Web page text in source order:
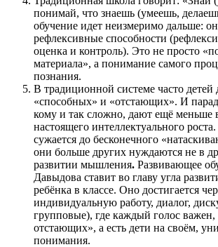
понимай, что знаешь (умеешь,
обучение идет неизмеримо дальше:
рефлексивные способности
оценка и контроль). Это не просто
материала», а понимание самого
познания.
В традиционной системе часто детей
«способных» и «отстающих». И
кому и так сложно, дают ещё меньше
настоящего интеллектуального
сужается до бесконечного
они больше других нуждаются не в
развитии мышления. Развивающее
Давыдова ставит во главу угла
ребёнка в классе. Оно достигается
индивидуальную работу, диалог,
групповые), где каждый голос важен,
отстающих», а есть дети на своём,
понимания.